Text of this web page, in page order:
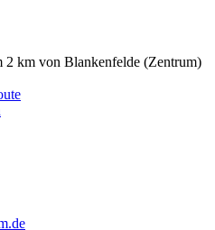
2 km von Blankenfelde (Zentrum)